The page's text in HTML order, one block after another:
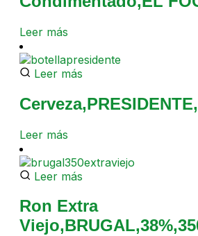
Leer más
Leer más
Leer más
Leer más
Ron Extra